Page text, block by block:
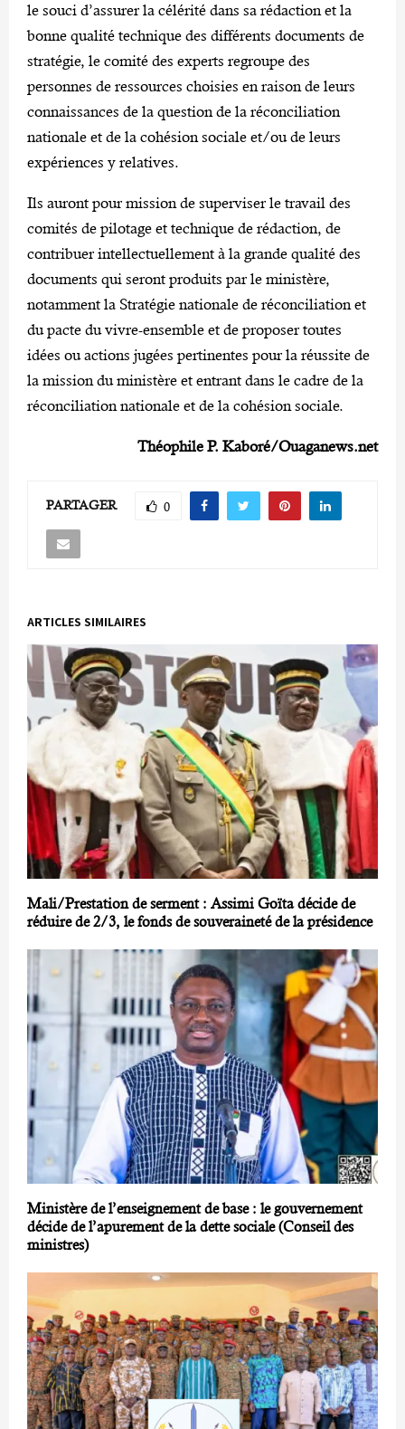
le souci d’assurer la célérité dans sa rédaction et la
bonne qualité technique des différents documents de
stratégie, le comité des experts regroupe des
personnes de ressources choisies en raison de leurs
connaissances de la question de la réconciliation
nationale et de la cohésion sociale et/ou de leurs
expériences y relatives.
Ils auront pour mission de superviser le travail des
comités de pilotage et technique de rédaction, de
contribuer intellectuellement à la grande qualité des
documents qui seront produits par le ministère,
notamment la Stratégie nationale de réconciliation et
du pacte du vivre-ensemble et de proposer toutes
idées ou actions jugées pertinentes pour la réussite de
la mission du ministère et entrant dans le cadre de la
réconciliation nationale et de la cohésion sociale.
Théophile P. Kaboré/Ouaganews.net
PARTAGER 0
ARTICLES SIMILAIRES
Mali/Prestation de serment : Assimi Goïta décide de
réduire de 2/3, le fonds de souveraineté de la présidence
Ministère de l’enseignement de base : le gouvernement
décide de l’apurement de la dette sociale (Conseil des
ministres)